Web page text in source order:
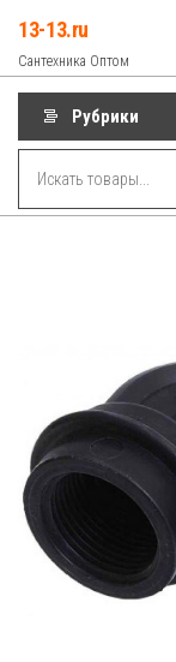
содержимому
13-13.ru
Сантехника Оптом
Рубрики